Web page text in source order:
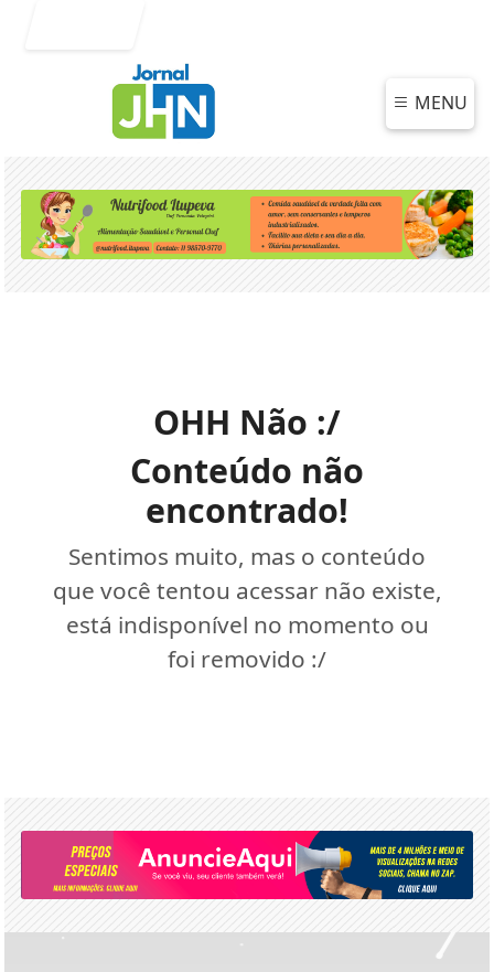
MENU
OHH Não :/
Conteúdo não
encontrado!
Sentimos muito, mas o conteúdo
que você tentou acessar não existe,
está indisponível no momento ou
foi removido :/